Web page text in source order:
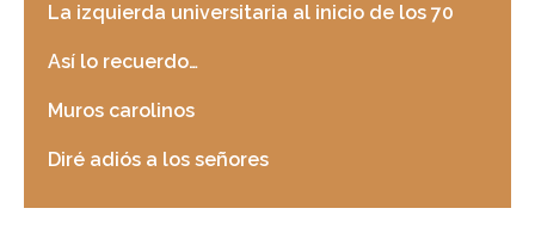
La izquierda universitaria al inicio de los 70
Así lo recuerdo…
Muros carolinos
Diré adiós a los señores